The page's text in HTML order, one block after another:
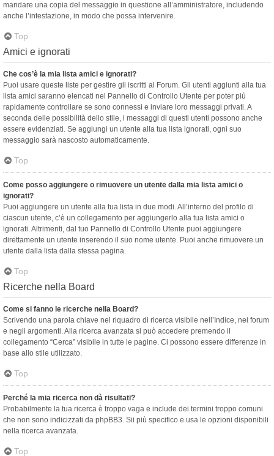
mandare una copia del messaggio in questione all’amministratore, includendo
anche l’intestazione, in modo che possa intervenire.
Top
Amici e ignorati
Che cos’è la mia lista amici e ignorati?
Puoi usare queste liste per gestire gli iscritti al Forum. Gli utenti aggiunti alla tua
lista amici saranno elencati nel Pannello di Controllo Utente per poter più
rapidamente controllare se sono connessi e inviare loro messaggi privati. A
seconda delle possibilità dello stile, i messaggi di questi utenti possono anche
essere evidenziati. Se aggiungi un utente alla tua lista ignorati, ogni suo
messaggio sarà nascosto automaticamente.
Top
Come posso aggiungere o rimuovere un utente dalla mia lista amici o
ignorati?
Puoi aggiungere un utente alla tua lista in due modi. All’interno del profilo di
ciascun utente, c’è un collegamento per aggiungerlo alla tua lista amici o
ignorati. Altrimenti, dal tuo Pannello di Controllo Utente puoi aggiungere
direttamente un utente inserendo il suo nome utente. Puoi anche rimuovere un
utente dalla lista dalla stessa pagina.
Top
Ricerche nella Board
Come si fanno le ricerche nella Board?
Scrivendo una parola chiave nel riquadro di ricerca visibile nell’Indice, nei forum
e negli argomenti. Alla ricerca avanzata si può accedere premendo il
collegamento “Cerca” visibile in tutte le pagine. Ci possono essere differenze in
base allo stile utilizzato.
Top
Perché la mia ricerca non dà risultati?
Probabilmente la tua ricerca è troppo vaga e include dei termini troppo comuni
che non sono indicizzati da phpBB3. Sii più specifico e usa le opzioni disponibili
nella ricerca avanzata.
Top